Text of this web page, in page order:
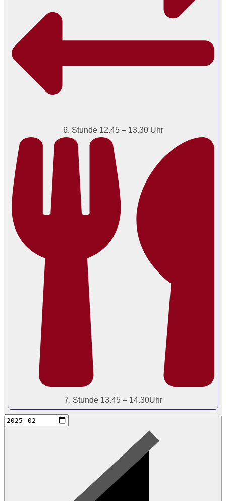
6. Stunde 12.45 – 13.30 Uhr
7. Stunde 13.45 – 14.30Uhr